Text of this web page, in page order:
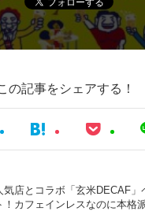
の記事をシェアする！
気店とコラボ「玄米DECAF」
！カフェインレスなのに本格